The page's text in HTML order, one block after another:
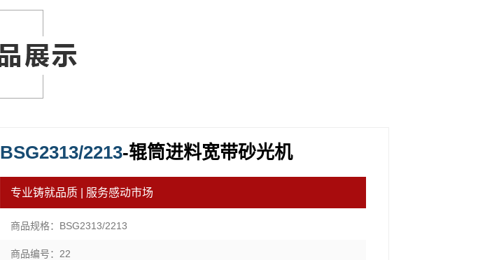
BSG2313/2213-辊筒进料宽带砂光机
专业铸就品质 | 服务感动市场
商品规格：BSG2313/2213
商品编号：22